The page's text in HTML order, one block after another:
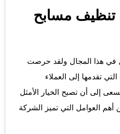
مسابح
في هذا المجال ولقد حرصت
تقدمها إلى العملاء
إلى أن تصبح الخيار الأمثل
أهم العوامل التي تميز الشركة